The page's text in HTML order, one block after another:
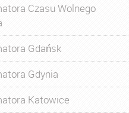
Czasu Wolnego
Gdańsk
Gdynia
Katowice